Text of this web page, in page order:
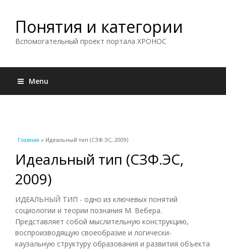
Понятия и категории
Вспомогательный проект портала ХРОНОС
Menu
Вы здесь
Главная » Идеальный тип (СЗФ.ЭС, 2009)
Идеальный тип (СЗФ.ЭС,
2009)
ИДЕАЛЬНЫЙ ТИП - одно из ключевых понятий
социологии и теории познания М. Вебера.
Представляет собой мыслительную конструкцию,
воспроизводящую своеобразие и логически-
каузальную структуру образования и развития объекта